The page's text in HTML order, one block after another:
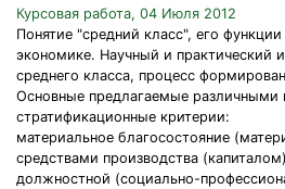
Курсовая работа, 04 Июля 2012
Понятие "средний класс", его
экономике. Научный и практический
среднего класса, процесс
Основные предлагаемые различными
стратификационные критерии:
материальное благосостояние
средствами производства
должностной (социально-